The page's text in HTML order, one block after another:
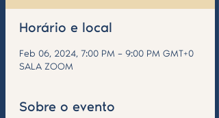
Horário e local
Feb 06, 2024, 7:00 PM – 9:00 PM GMT+0
SALA ZOOM
Sobre o evento